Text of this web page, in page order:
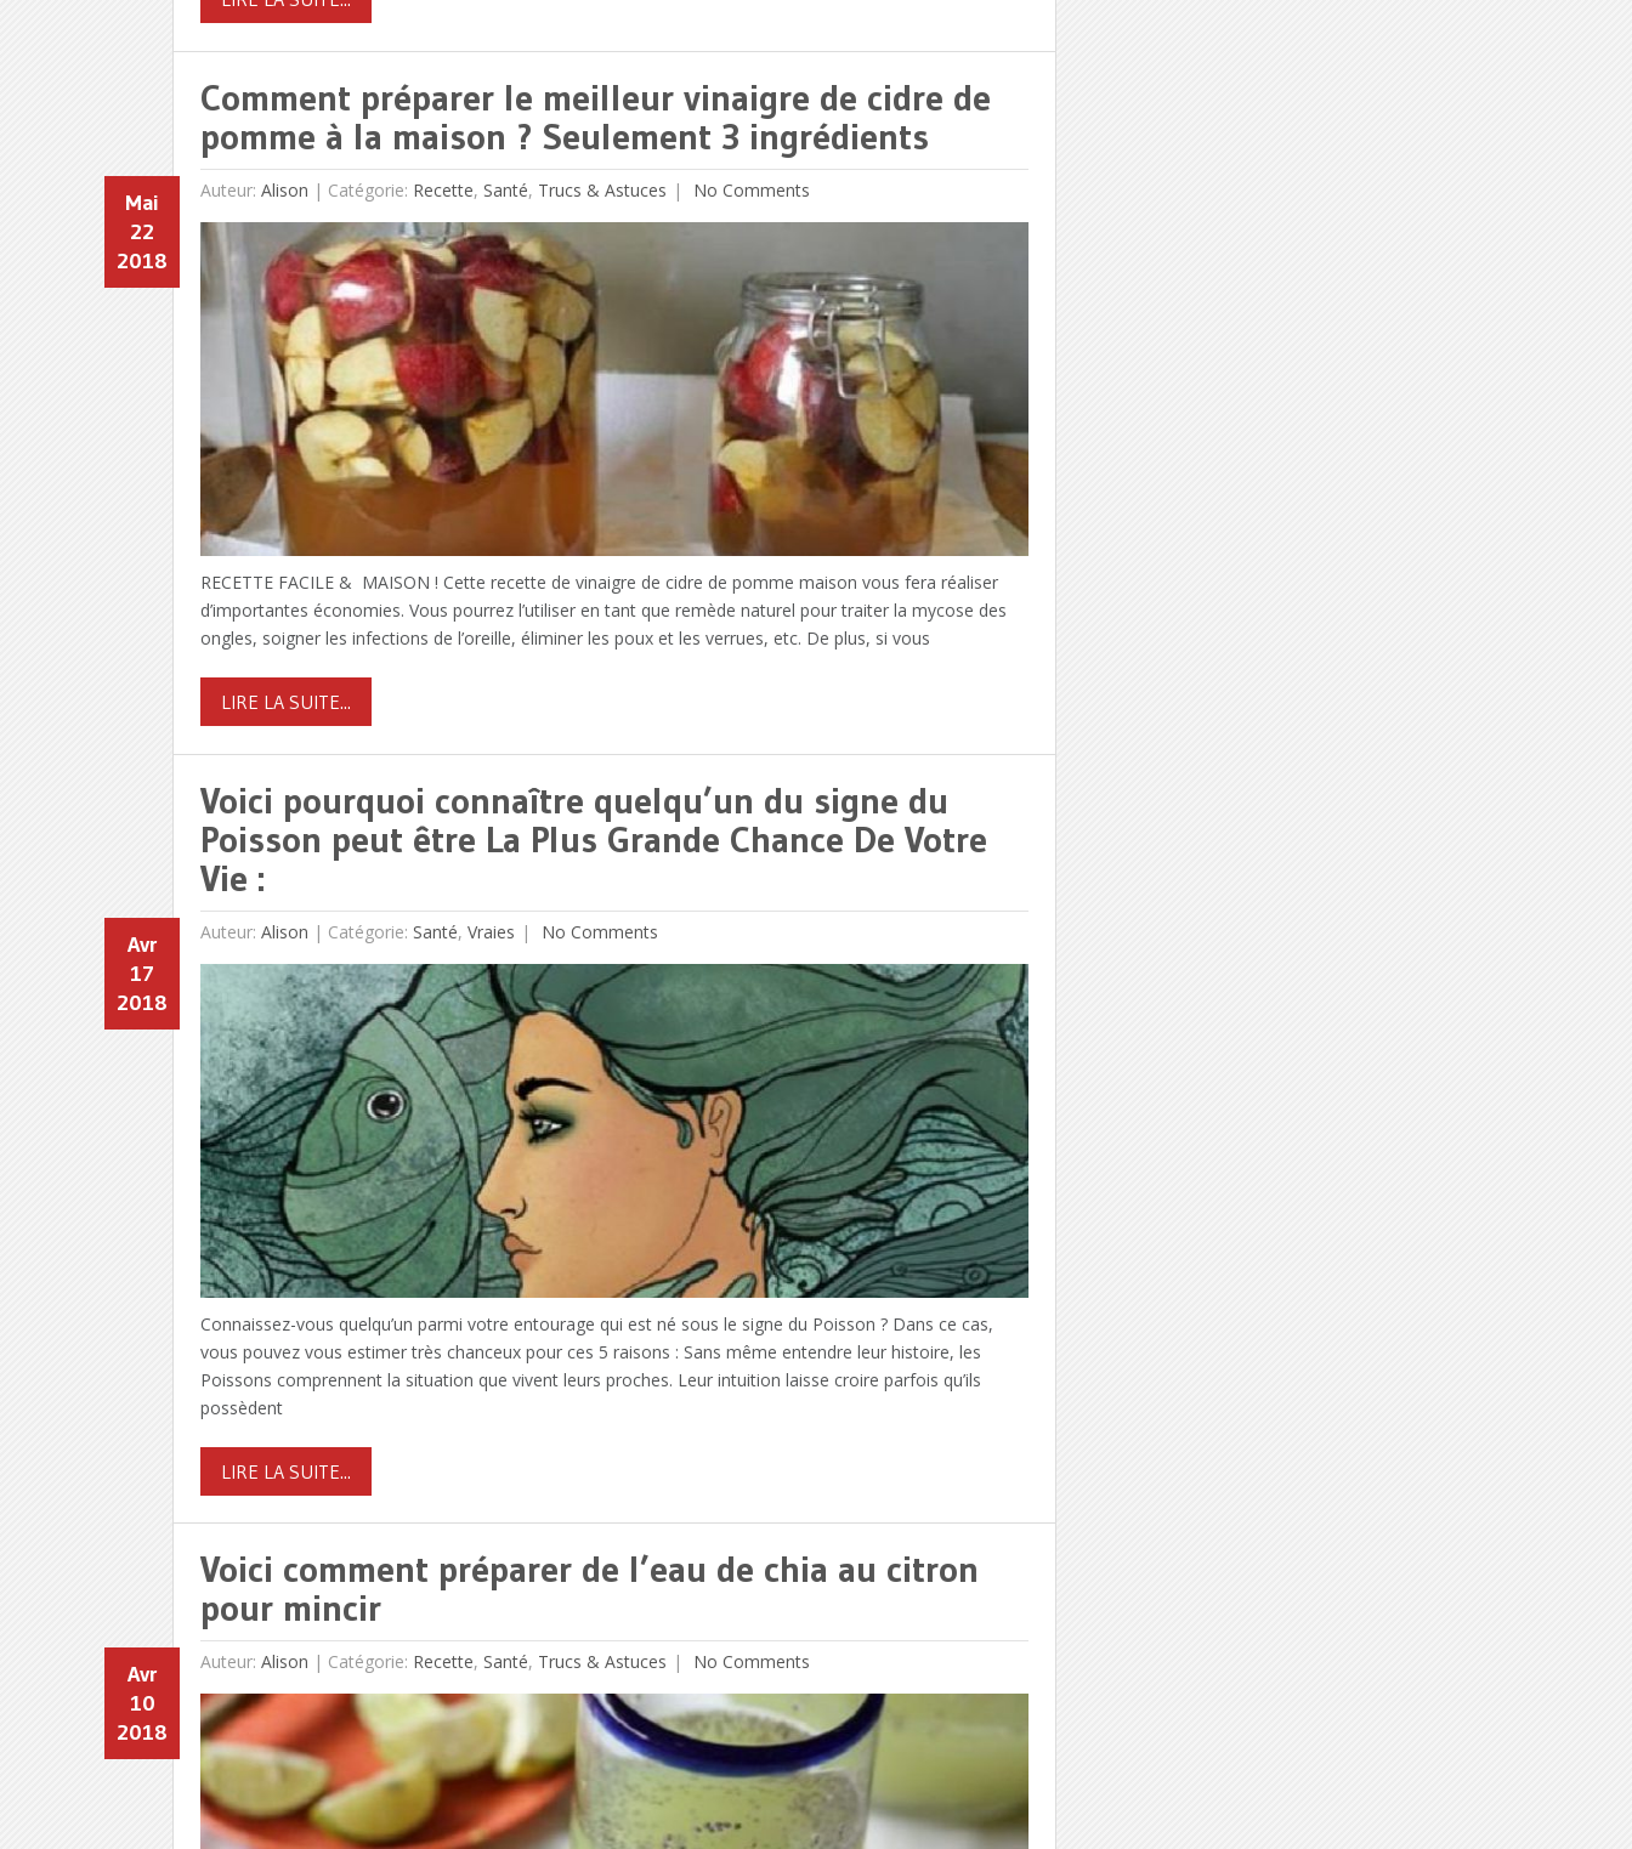
Comment préparer le meilleur vinaigre de cidre de
pomme à la maison ? Seulement 3 ingrédients
Auteur: Alison |
Mai
22
2018
Catégorie: Recette, Santé, Trucs & Astuces No Comments
RECETTE FACILE & MAISON ! Cette recette de vinaigre de cidre de pomme maison vous fera réaliser
d’importantes économies. Vous pourrez l’utiliser en tant que remède naturel pour traiter la mycose des
ongles, soigner les infections de l’oreille, éliminer les poux et les verrues, etc. De plus, si vous
LIRE LA SUITE...
Voici pourquoi connaître quelqu’un du signe du
Poisson peut être La Plus Grande Chance De Votre
Vie :
Auteur: Alison |
Avr
17
2018
Catégorie: Santé, Vraies No Comments
Connaissez-vous quelqu’un parmi votre entourage qui est né sous le signe du Poisson ? Dans ce cas,
vous pouvez vous estimer très chanceux pour ces 5 raisons : Sans même entendre leur histoire, les
Poissons comprennent la situation que vivent leurs proches. Leur intuition laisse croire parfois qu’ils
possèdent
LIRE LA SUITE...
Voici comment préparer de l’eau de chia au citron
pour mincir
Auteur: Alison |
Avr
10
2018
Catégorie: Recette, Santé, Trucs & Astuces No Comments